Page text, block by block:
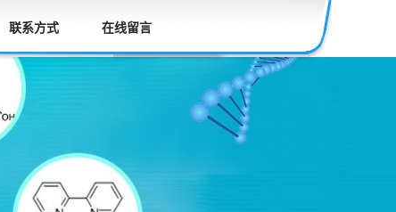
联系方式 在线留言